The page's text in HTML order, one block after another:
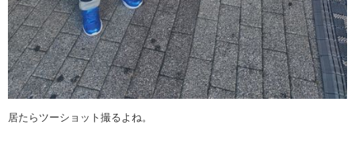
居たらツーショット撮るよね。